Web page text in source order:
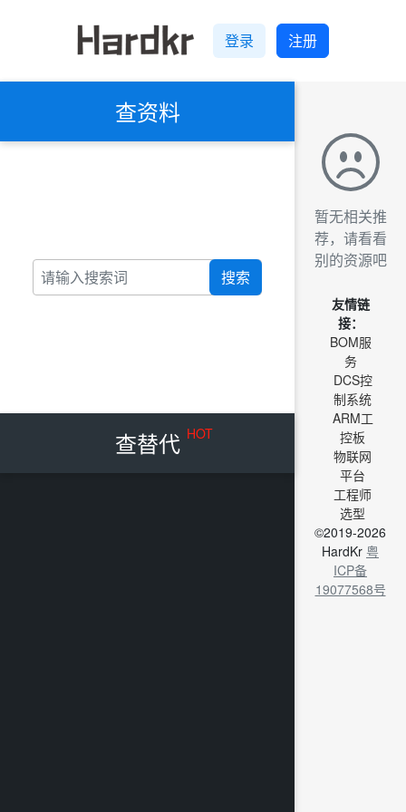
登录 注册
查资料
搜索
查替代 HOT
暂无相关推
荐，请看看
别的资源吧
友情链
接：
BOM服
务
DCS控
制系统
ARM工
控板
物联网
平台
工程师
选型
©2019-2026
HardKr 粤
ICP备
19077568号